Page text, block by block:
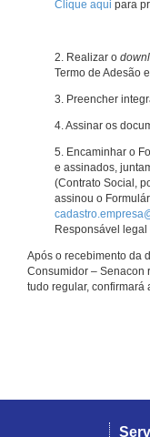
Clique aqui para
2. Realizar o
Termo de Adesão
3. Preencher
4. Assinar os
5. Encaminhar o
e assinados,
(Contrato Social,
assinou o
Responsável
Após o recebimento da
Consumidor – Senacon
tudo regular, confirmará